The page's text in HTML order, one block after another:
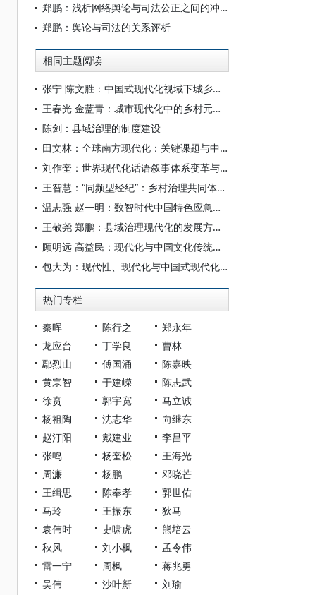
郑鹏：浅析网络舆论与司法公正之间的冲突与平衡
郑鹏：舆论与司法的关系评析
相同主题阅读
张宁 陈文胜：中国式现代化视域下城乡融合的制度创新与治理逻辑
王春光 金蓝青：城市现代化中的乡村元素问题研究——以城中村为例
陈剑：县域治理的制度建设
田文林：全球南方现代化：关键课题与中国镜鉴
刘作奎：世界现代化话语叙事体系变革与中国贡献
王智慧：“同频型经纪”：乡村治理共同体中的角色适配
温志强 赵一明：数智时代中国特色应急管理现代化转型的趋势、困境与方向
王敬尧 郑鹏：县域治理现代化的发展方位与改革进路
顾明远 高益民：现代化与中国文化传统教育
包大为：现代性、现代化与中国式现代化———种历史唯物主义的辨析
热门专栏
秦晖 陈行之
郑永年
龙应台
丁学良
曹林
鄢烈山
傅国涌
陈嘉映
黄宗智
于建嵘
陈志武
徐贲
郭宇宽
马立诚
杨祖陶
沈志华
向继东
赵汀阳
戴建业
李昌平
张鸣
杨奎松
王海光
周濂
杨鹏
邓晓芒
王缉思
陈奉孝
郭世佑
马玲
王振东
狄马
袁伟时
史啸虎
熊培云
秋风
刘小枫
孟令伟
雷一宁
周枫
蒋兆勇
吴伟
沙叶新
刘瑜